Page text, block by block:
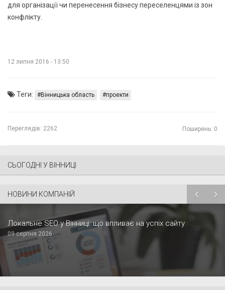
для організації чи перенесення бізнесу переселенцями із зон
конфлікту.
12 липня 2016 - 13:50
Теги: Вінницька область проекти
Переглядів: 2262 Поширень: 0
СЬОГОДНІ У ВІННИЦІ
НОВИНИ КОМПАНІЙ
Локальне SEO у Вінниці: що впливає на успіх сайту
09 серпня 2026